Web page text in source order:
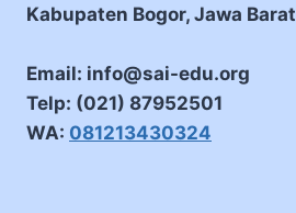
Kabupaten Bogor, Jawa Barat
Email: info@sai-edu.org
Telp: (021) 87952501
WA: 081213430324